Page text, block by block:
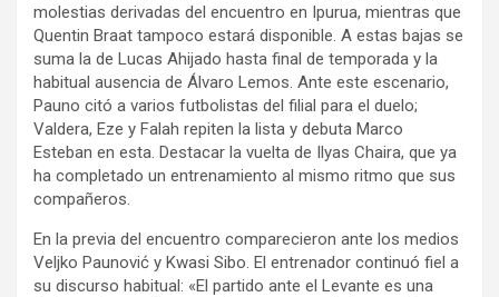
molestias derivadas del encuentro en Ipurua, mientras que
Quentin Braat tampoco estará disponible. A estas bajas se
suma la de Lucas Ahijado hasta final de temporada y la
habitual ausencia de Álvaro Lemos. Ante este escenario,
Pauno citó a varios futbolistas del filial para el duelo;
Valdera, Eze y Falah repiten la lista y debuta Marco
Esteban en esta. Destacar la vuelta de Ilyas Chaira, que ya
ha completado un entrenamiento al mismo ritmo que sus
compañeros.
En la previa del encuentro comparecieron ante los medios
Veljko Paunović y Kwasi Sibo. El entrenador continuó fiel a
su discurso habitual: «El partido ante el Levante es una